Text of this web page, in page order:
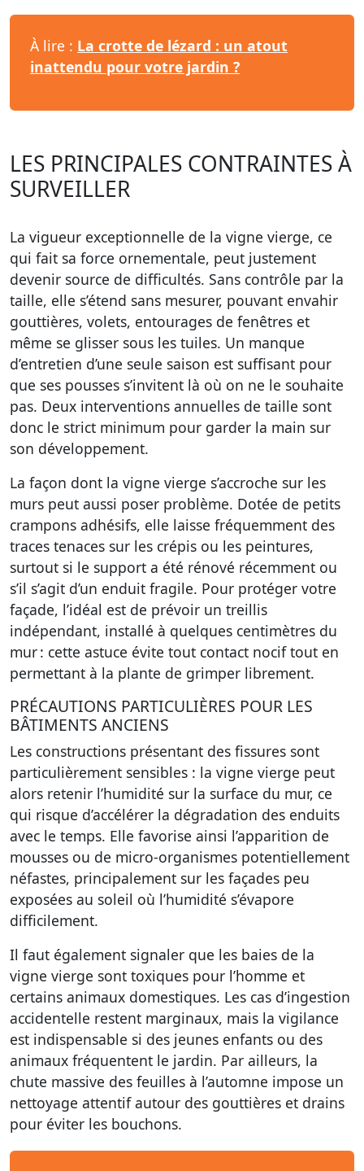
À lire : La crotte de lézard : un atout
inattendu pour votre jardin ?
LES PRINCIPALES CONTRAINTES À
SURVEILLER
La vigueur exceptionnelle de la vigne vierge, ce
qui fait sa force ornementale, peut justement
devenir source de difficultés. Sans contrôle par la
taille, elle s’étend sans mesurer, pouvant envahir
gouttières, volets, entourages de fenêtres et
même se glisser sous les tuiles. Un manque
d’entretien d’une seule saison est suffisant pour
que ses pousses s’invitent là où on ne le souhaite
pas. Deux interventions annuelles de taille sont
donc le strict minimum pour garder la main sur
son développement.
La façon dont la vigne vierge s’accroche sur les
murs peut aussi poser problème. Dotée de petits
crampons adhésifs, elle laisse fréquemment des
traces tenaces sur les crépis ou les peintures,
surtout si le support a été rénové récemment ou
s’il s’agit d’un enduit fragile. Pour protéger votre
façade, l’idéal est de prévoir un treillis
indépendant, installé à quelques centimètres du
mur : cette astuce évite tout contact nocif tout en
permettant à la plante de grimper librement.
PRÉCAUTIONS PARTICULIÈRES POUR LES
BÂTIMENTS ANCIENS
Les constructions présentant des fissures sont
particulièrement sensibles : la vigne vierge peut
alors retenir l’humidité sur la surface du mur, ce
qui risque d’accélérer la dégradation des enduits
avec le temps. Elle favorise ainsi l’apparition de
mousses ou de micro-organismes potentiellement
néfastes, principalement sur les façades peu
exposées au soleil où l’humidité s’évapore
difficilement.
Il faut également signaler que les baies de la
vigne vierge sont toxiques pour l’homme et
certains animaux domestiques. Les cas d’ingestion
accidentelle restent marginaux, mais la vigilance
est indispensable si des jeunes enfants ou des
animaux fréquentent le jardin. Par ailleurs, la
chute massive des feuilles à l’automne impose un
nettoyage attentif autour des gouttières et drains
pour éviter les bouchons.